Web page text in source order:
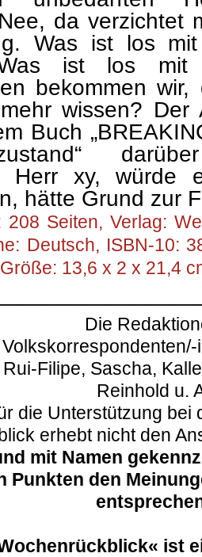
da verzichtet
Was ist los
ist los mit
bekommen
wissen? Der
Buch
Herr xy, würde
hätte Grund zur
208 Seiten, Verlag:
Deutsch, ISBN-10:
13,6 x 2 x 21,4
Die
Filipe, Sascha,
Reinhold u.
die Unterstützung bei
erhebt nicht den
mit Namen
Punkten den
ist